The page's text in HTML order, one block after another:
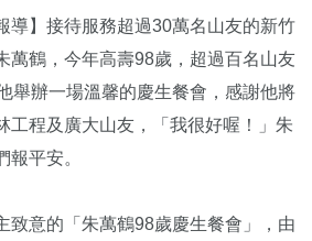
導】接待服務超過30萬名山友的新竹
萬鶴，今年高壽98歲，超過百名山友
舉辦一場溫馨的慶生餐會，感謝他將
工程及廣大山友，「我很好喔！」朱
平安。
致意的「朱萬鶴98歲慶生餐會」，由